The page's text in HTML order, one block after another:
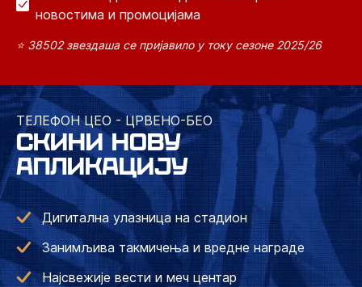
новостима и промоцијама
⭐ 38502 звездаша се пријавило у току сезоне 2025/26
ТЕЛЕФОН ЦЕО - ЦРВЕНО-БЕО
СКИНИ НОВУ
АПЛИКАЦИЈУ
Дигитална улазница на стадион
Занимљива такмичења и вредне награде
Најсвежије вести и меч центар